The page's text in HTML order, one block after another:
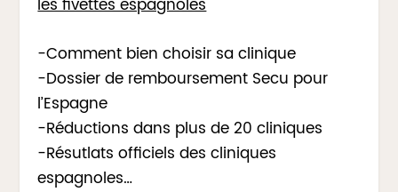
-Comment bien choisir sa clinique
-Dossier de remboursement Secu pour
l’Espagne
-Réductions dans plus de 20 cliniques
-Résutlats officiels des cliniques
espagnoles…